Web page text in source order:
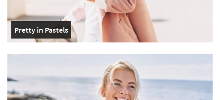
Pretty in Pastels